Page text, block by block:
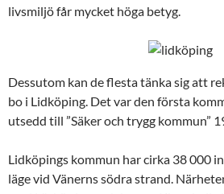
livsmiljö får mycket höga betyg.
Dessutom kan de flesta tänka sig att
bo i Lidköping. Det var den första
utsedd till ”Säker och trygg kommun”
Lidköpings kommun har cirka 38 000
läge vid Vänerns södra strand.